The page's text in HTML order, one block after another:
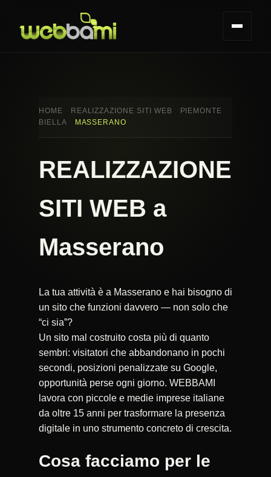
HOME REALIZZAZIONE SITI WEB
PIEMONTE
BIELLA
MASSERANO
REALIZZAZIONE
SITI WEB a
Masserano
La tua attività è a Masserano e hai bisogno di
un sito che funzioni davvero — non solo che
“ci sia”?
Un sito mal costruito costa più di quanto
sembri: visitatori che abbandonano in pochi
secondi, posizioni penalizzate su Google,
opportunità perse ogni giorno. WEBBAMI
lavora con piccole e medie imprese italiane
da oltre 15 anni per trasformare la presenza
digitale in uno strumento concreto di crescita.
Cosa facciamo per le